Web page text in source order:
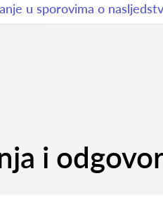
u sporovima o
i